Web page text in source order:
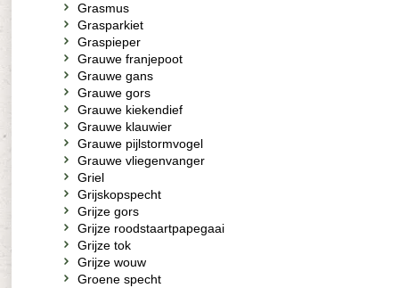
Grasmus
Grasparkiet
Graspieper
Grauwe franjepoot
Grauwe gans
Grauwe gors
Grauwe kiekendief
Grauwe klauwier
Grauwe pijlstormvogel
Grauwe vliegenvanger
Griel
Grijskopspecht
Grijze gors
Grijze roodstaartpapegaai
Grijze tok
Grijze wouw
Groene specht